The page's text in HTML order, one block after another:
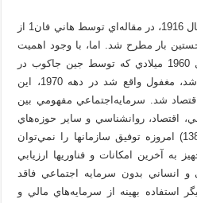
بحث سرمايه اجتماعي، قبل از سال 1916، در مقاله‌اي توسط هاني فان1 از
بار مطرح شد. اما، با وجود اهميت
آن در تحقيقات اجتماعي تا سال 1960 ميلادي كه توسط جين جاكوب در
برنامه‌ريزي شهري به كار برده شد، مغفول واقع شد در دهه 1970، اين
شد. سرمايه‌اجتماعي مفهومي بين
اقتصاد، روانشناسي و ساير حوزه‌هاي
اجتماعي كاربرد دارد. (رناني، 1385) امروزه توفيق سازمانها را نمي‌توان
به آخرين امكانات و فناوريها ارزيابي
و انساني بدون سرمايه اجتماعي فاقد
استفاده بهينه از سرمايه‌هاي مالي و